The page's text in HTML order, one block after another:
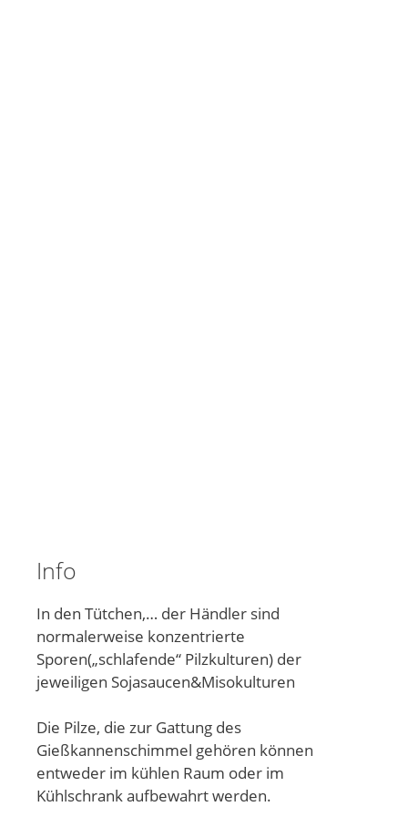
Info
In den Tütchen,… der Händler sind
normalerweise konzentrierte
Sporen(„schlafende“ Pilzkulturen) der
jeweiligen Sojasaucen&Misokulturen
Die Pilze, die zur Gattung des
Gießkannenschimmel gehören können
entweder im kühlen Raum oder im
Kühlschrank aufbewahrt werden.